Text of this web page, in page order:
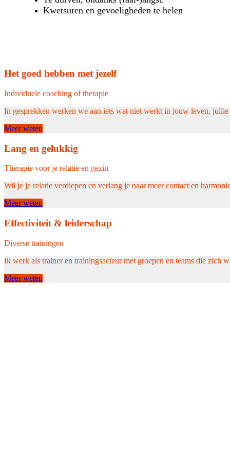
Kwetsuren en gevoeligheden te helen
Het goed hebben met jezelf
Individuele coaching of therapie
In gesprekken werken we aan iets wat niet werkt in jouw leven,
Meer weten
Lang en gelukkig
Therapie voor je relatie en gezin
Wil je je relatie verdiepen en verlang je naar meer contact en
Meer weten
Effectiviteit & leiderschap
Diverse trainingen
Ik werk als trainer en trainingsacteur met groepen en teams die zich
Meer weten